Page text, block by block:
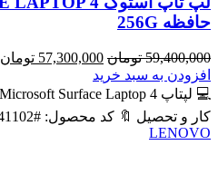
حافظه 256G
59,400,000 تومان قیمت
اصلی
59,400,000 تومان
57,300,000 تومان
افزودن به سبد خرید
کار و تحصیل 🔖 کد محصول: #41102 📸
LENOVO